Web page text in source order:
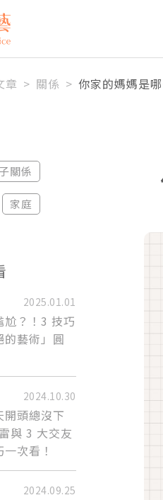
全站搜尋
章 > 關係 > 你家的媽媽是
關係
家庭
2025.01.01
尬？！3 技巧
的藝術」圓
2024.10.30
開頭總沒下
與 3 大交友
次看！
2024.09.25